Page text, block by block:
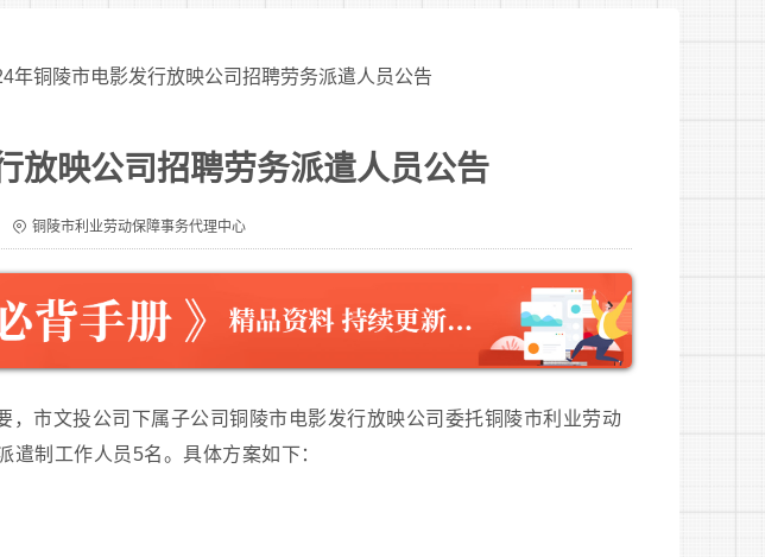
年铜陵市电影发行放映公司招聘劳务派遣人员公告
放映公司招聘劳务派遣人员公告
铜陵市利业劳动保障事务代理中心
，市文投公司下属子公司铜陵市电影发行放映公司委托铜陵市利业劳动
制工作人员5名。具体方案如下：